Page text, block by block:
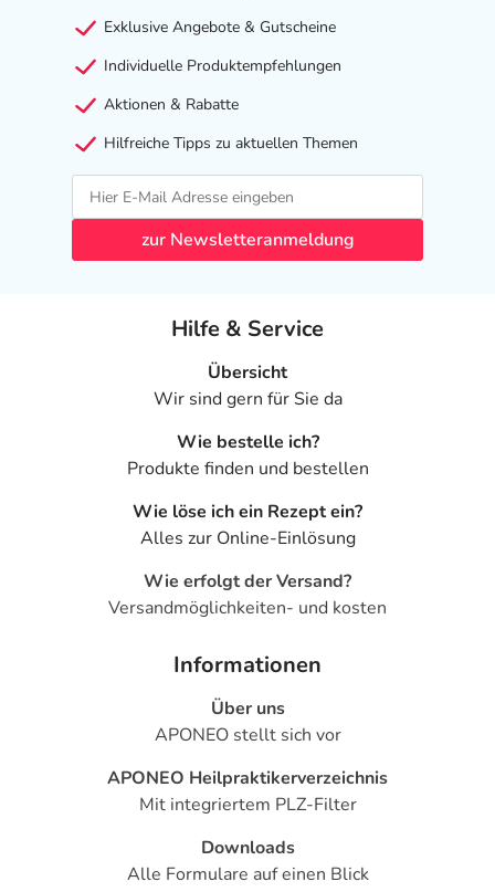
Exklusive Angebote & Gutscheine
Individuelle Produktempfehlungen
Aktionen & Rabatte
Hilfreiche Tipps zu aktuellen Themen
zur Newsletteranmeldung
Hilfe & Service
Übersicht
Wir sind gern für Sie da
Wie bestelle ich?
Produkte finden und bestellen
Wie löse ich ein Rezept ein?
Alles zur Online-Einlösung
Wie erfolgt der Versand?
Versandmöglichkeiten- und kosten
Informationen
Über uns
APONEO stellt sich vor
APONEO Heilpraktikerverzeichnis
Mit integriertem PLZ-Filter
Downloads
Alle Formulare auf einen Blick